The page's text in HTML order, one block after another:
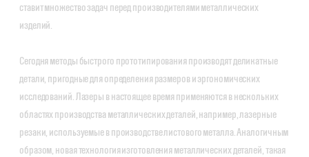
ставит множество задач перед производителями металлических
изделий.
Сегодня методы быстрого прототипирования производят деликатные
детали, пригодные для определения размеров и эргономических
исследований. Лазеры в настоящее время применяются в нескольких
областях производства металлических деталей, например, лазерные
резаки, используемые в производстве листового металла. Аналогичным
образом, новая технология изготовления металлических деталей, такая